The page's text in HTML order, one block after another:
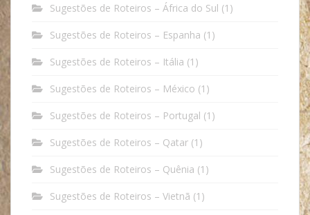
Sugestões de Roteiros – África do Sul (1)
Sugestões de Roteiros – Espanha (1)
Sugestões de Roteiros – Itália (1)
Sugestões de Roteiros – México (1)
Sugestões de Roteiros – Portugal (1)
Sugestões de Roteiros – Qatar (1)
Sugestões de Roteiros – Quênia (1)
Sugestões de Roteiros – Vietnã (1)